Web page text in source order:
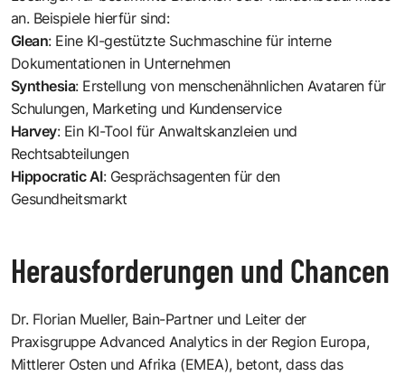
an. Beispiele hierfür sind:
Glean: Eine KI-gestützte Suchmaschine für interne
Dokumentationen in Unternehmen
Synthesia: Erstellung von menschenähnlichen Avataren für
Schulungen, Marketing und Kundenservice
Harvey: Ein KI-Tool für Anwaltskanzleien und
Rechtsabteilungen
Hippocratic AI: Gesprächsagenten für den
Gesundheitsmarkt
Herausforderungen und Chancen
Dr. Florian Mueller, Bain-Partner und Leiter der
Praxisgruppe Advanced Analytics in der Region Europa,
Mittlerer Osten und Afrika (EMEA), betont, dass das